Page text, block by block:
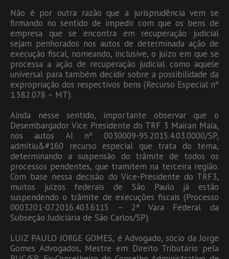
Não é por outra razão que a jurisprudência vem se
firmando no sentido de impedir com que os bens de
empresa que se encontra em recuperação judicial
sejam penhorados nos autos de determinada ação de
execução fiscal, nomeando, inclusive, o juízo em que se
processa a ação de recuperação judicial como aquele
universal para também decidir sobre a possibilidade da
expropriação dos respectivos bens (Recurso Especial nº
1.582.078 – MT).
Ainda nesse sentido, importante observar que o
Desembargador Vice Presidente do TRF 3 Mairan Maia,
nos autos AI nº 0030009-95.2015.4.03.0000/SP,
admitiu&#160 recurso especial que trata do tema,
determinando a suspensão do trâmite de todos os
processos pendentes, que tramitem na terceira região.
Com base nessa decisão do Vice-Presidente do TRF3,
muitos juízos federais de São Paulo já estão
suspendendo o trâmite de execuções fiscais (Processo
0003201-07.2016.403.6115 – 2ª Vara Federal da
Subseção Judiciária de São Carlos/SP).
LUIZ PAULO JORGE GOMES, é Advogado, sócio da Jorge
Gomes Advogados, Mestre em Direito Tributário pela